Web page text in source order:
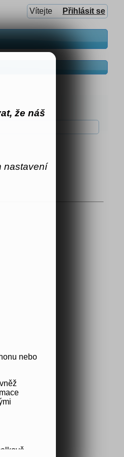
že náš
nastavení
nebo
Vítejte Přihlásit se